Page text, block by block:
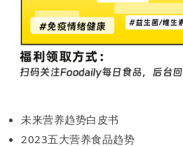
未来营养趋势白皮书
2023五大营养食品趋势